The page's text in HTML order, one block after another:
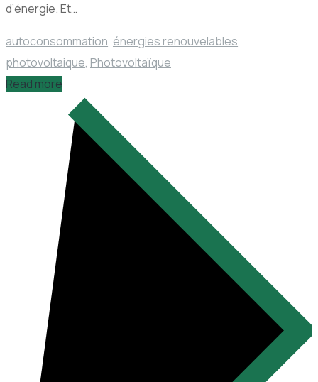
d’énergie. Et…
autoconsommation, énergies renouvelables,
photovoltaique, Photovoltaïque
Read more